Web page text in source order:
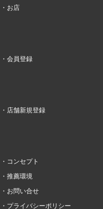
お店
会員登録
店舗新規登録
コンセプト
推薦環境
お問い合せ
プライバシーポリシー